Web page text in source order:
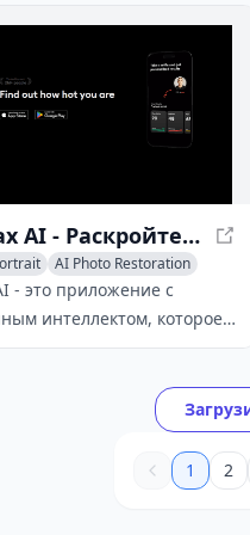
LooksMax AI - Раскройте свой потенциал привлекательности
AI Photo Restoration
- это приложение с
интеллектом, которое
фотографии
рейтинги
и действенные
улучшения физического
и уверенности в себе.
1 2